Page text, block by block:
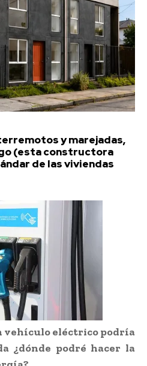
y marejadas,
(esta constructora
de las viviendas
vehículo eléctrico podría
¿dónde podré hacer la